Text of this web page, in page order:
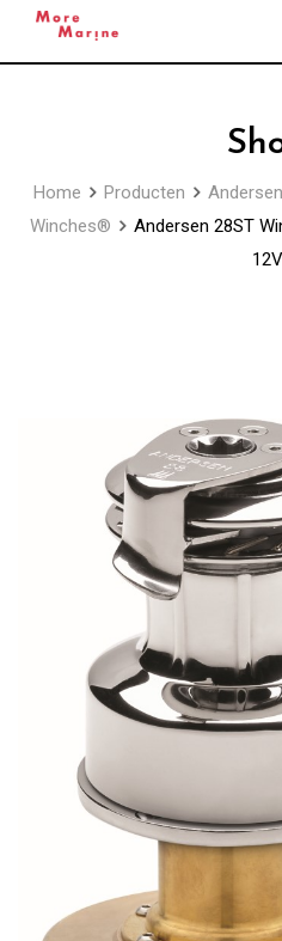
Home Producten Andersen
Winches®
Andersen 28ST
12V